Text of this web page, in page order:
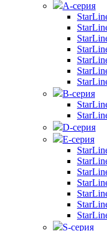
А-серия
B-серия
D-серия
E-серия
S-серия